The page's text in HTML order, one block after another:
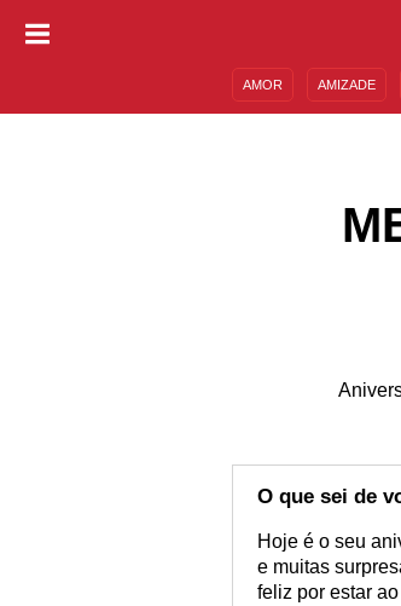
AMOR AMIZADE
O que sei de
Hoje é o seu
e muitas
feliz por estar